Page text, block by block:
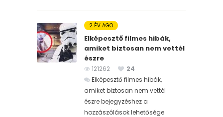
2 ÉV AGO
Elképesztő filmes hibák,
amiket biztosan nem vettél
észre
121262
24
Elképesztő filmes hibák,
amiket biztosan nem vettél
észre bejegyzéshez a
hozzászólások lehetősége